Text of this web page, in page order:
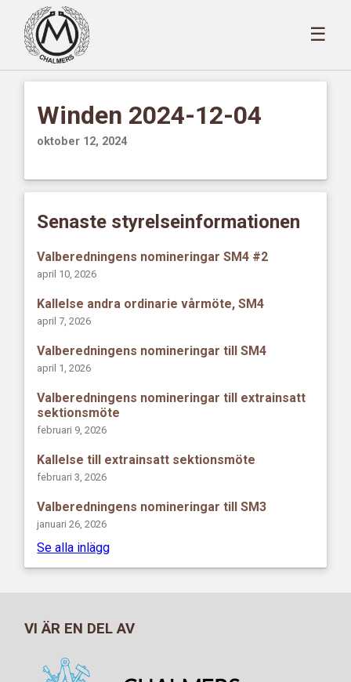
☰
Winden 2024-12-04
oktober 12, 2024
Senaste styrelseinformationen
Valberedningens nomineringar SM4 #2
april 10, 2026
Kallelse andra ordinarie vårmöte, SM4
april 7, 2026
Valberedningens nomineringar till SM4
april 1, 2026
Valberedningens nomineringar till extrainsatt
sektionsmöte
februari 9, 2026
Kallelse till extrainsatt sektionsmöte
februari 3, 2026
Valberedningens nomineringar till SM3
januari 26, 2026
Se alla inlägg
VI ÄR EN DEL AV